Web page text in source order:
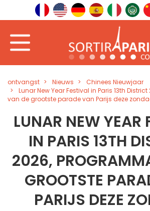
ontvangst Nieuws
Chinees Nieuwjaar
Lunar New Year Festival in Paris 13th
van de grootste parade van Parijs deze
LUNAR NEW YEAR
IN PARIS 13TH
2026,
GROOTSTE
PARIJS DEZE